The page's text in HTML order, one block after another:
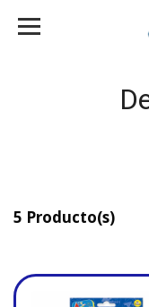
5 Producto(s)